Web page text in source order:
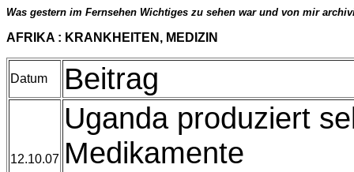
Was gestern im Fernsehen Wichtiges zu sehen war und von mir
AFRIKA : KRANKHEITEN,
Datum Beitrag
12.10.07
Uganda produziert
Medikamente